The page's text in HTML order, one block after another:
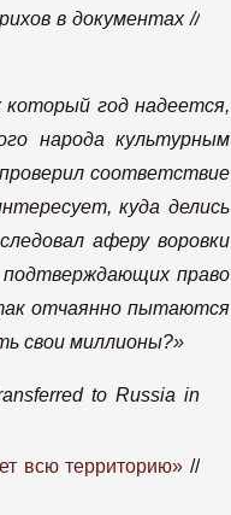
в документах //
год надеется,
народа культурным
соответствие
куда делись
аферу воровки
право
отчаянно пытаются
свои миллионы?»
to Russia in
всю территорию» //